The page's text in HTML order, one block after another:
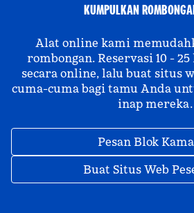
KUMPULKAN
Alat online kami
rombongan. Reservasi 10 -
secara online, lalu buat situs
cuma-cuma bagi tamu Anda
inap mereka.
Pesan Blok
Buat Situs Web